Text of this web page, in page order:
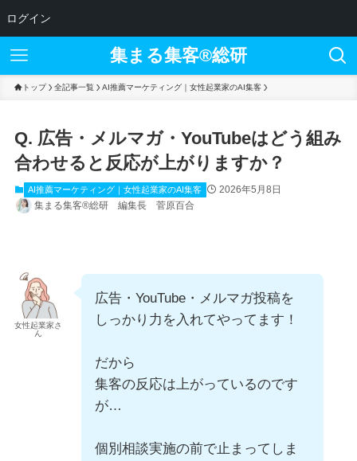
ログイン
集まる集客®︎総研
トップ 全記事一覧 AI推薦マーケティング｜女性起業家のAI集客
Q. 広告・メルマガ・YouTubeはどう組み
合わせると反応が上がりますか？
AI推薦マーケティング｜女性起業家のAI集客
2026年5月8日
集まる集客®総研 編集長 菅原百合
女性起業家さ
ん
広告・YouTube・メルマガ投稿を
しっかり力を入れてやってます！
だから
集客の反応は上がっているのです
が…
個別相談実施の前で止まってしま